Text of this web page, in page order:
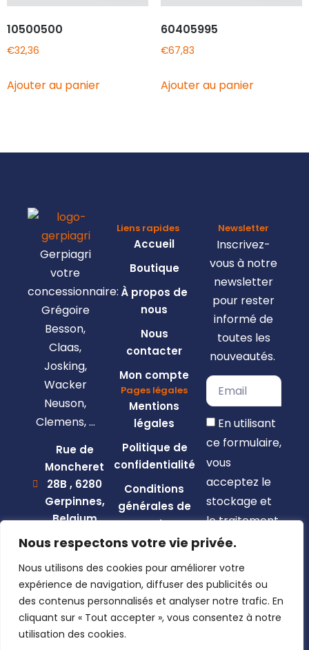
Nous respectons votre vie privée.
Nous utilisons des cookies pour améliorer votre
expérience de navigation, diffuser des publicités ou
des contenus personnalisés et analyser notre trafic. En
cliquant sur « Tout accepter », vous consentez à notre
utilisation des cookies.
10500500
€32,36
Ajouter au panier
60405995
€67,83
Ajouter au panier
Gerpiagri
votre
concessionnaire:
Grégoire
Besson,
Claas,
Josking,
Wacker
Neuson,
Clemens, …
Rue de
Moncheret
28B , 6280
Gerpinnes,
Belgium
+32 492
marcellin@gerpiagri.be
BE
0793.946.582
Liens rapides
Accueil
Boutique
À propos de
nous
Nous
contacter
Mon compte
Pages légales
Mentions
légales
Politique de
confidentialité
Conditions
générales de
vente
Newsletter
Inscrivez-
vous à notre
newsletter
pour rester
informé de
toutes les
nouveautés.
En utilisant
ce formulaire,
vous
acceptez le
stockage et
le traitement
de vos
ce site web.
S'inscrire